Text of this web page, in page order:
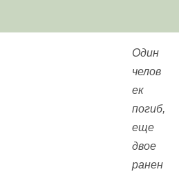
Один
челов
ек
погиб,
еще
двое
ранен